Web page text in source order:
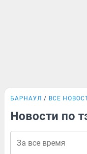
БАРНАУЛ ВСЕ
Новости по